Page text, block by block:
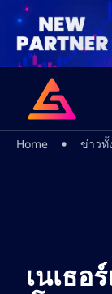
Home • ข่าวทั้
เนเธ